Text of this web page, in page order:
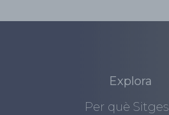
Explora
Per què Sitges